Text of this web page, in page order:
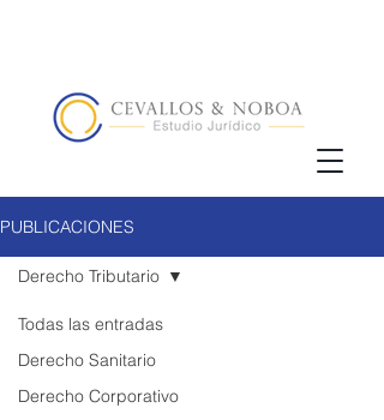
PUBLICACIONES
Todas las entradas
Derecho Sanitario
Derecho Corporativo
Derecho Tributario